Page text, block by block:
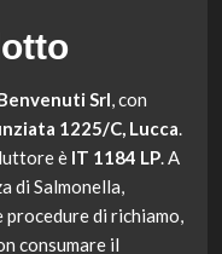
Srl, con
1225/C, Lucca.
è IT 1184 LP. A
di Salmonella,
di richiamo,
consumare il